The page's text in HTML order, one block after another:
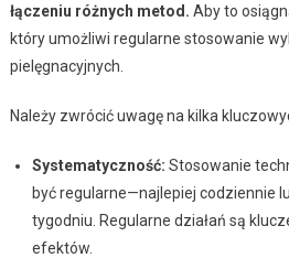
łączeniu różnych metod. Aby to
który umożliwi regularne stosowanie
pielęgnacyjnych.
Należy zwrócić uwagę na kilka
Systematyczność: Stosowanie
być regularne—najlepiej codziennie
tygodniu. Regularne działań są
efektów.